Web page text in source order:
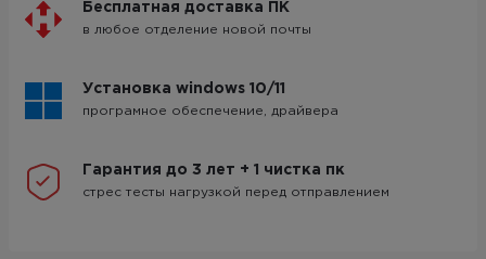
Бесплатная доставка ПК
в любое отделение новой почты
Установка windows 10/11
програмное обеспечение, драйвера
Гарантия до 3 лет + 1 чистка пк
стрес тесты нагрузкой перед отправлением